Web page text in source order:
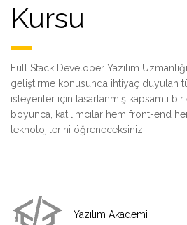
Kursu
Full Stack Developer Yazılım
geliştirme konusunda ihtiyaç duyulan
isteyenler için tasarlanmış kapsamlı
boyunca, katılımcılar hem front-end
teknolojilerini öğreneceksiniz
Yazılım Akademi